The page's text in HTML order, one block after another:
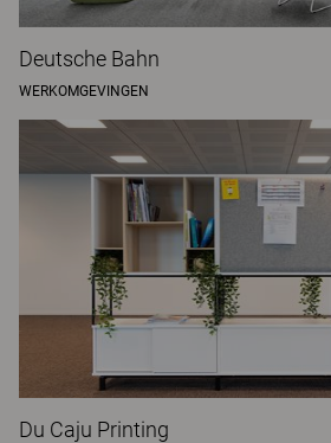
Deutsche Bahn
WERKOMGEVINGEN
Du Caju Printing